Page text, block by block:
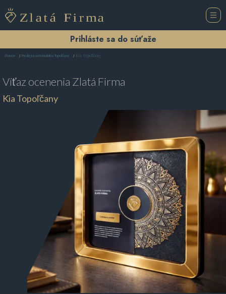
Prihláste sa do súťaže
Domov Predajca automobilov Topoľčany Kia Topoľčany
Víťaz ocenenia Zlatá Firma
Kia Topoľčany